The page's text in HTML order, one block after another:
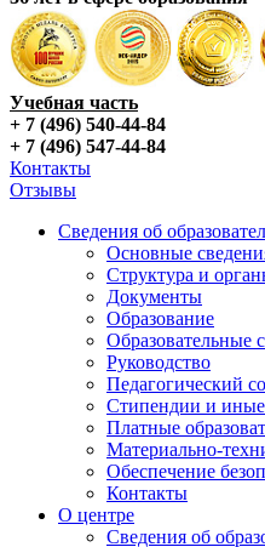
Учебная часть
+ 7 (496) 540-44-84
+ 7 (496) 547-44-84
Контакты
Отзывы
Сведения об
Основные
Структура и
Документы
Образование
Образовательные
Руководство
Педагогический
Стипендии и
Платные
Материально-
Обеспечение
Контакты
О центре
Сведения об